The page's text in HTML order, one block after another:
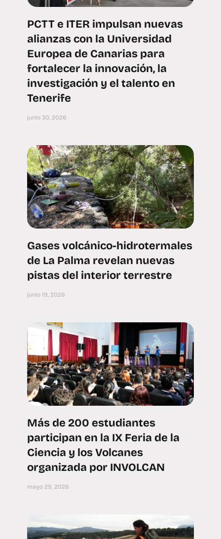
PCTT e ITER impulsan nuevas
alianzas con la Universidad
Europea de Canarias para
fortalecer la innovación, la
investigación y el talento en
Tenerife
junio 30, 2026
Gases volcánico-hidrotermales
de La Palma revelan nuevas
pistas del interior terrestre
junio 19, 2026
Más de 200 estudiantes
participan en la IX Feria de la
Ciencia y los Volcanes
organizada por INVOLCAN
mayo 29, 2026